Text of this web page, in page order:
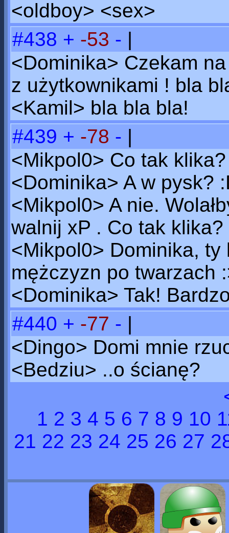
<oldboy> <sex>
#438 + -53 - |
<Dominika> Czekam
z użytkownikami ! bla
<Kamil> bla bla bla!
#439 + -78 - |
<Mikpol0> Co tak
<Dominika> A w pysk?
<Mikpol0> A nie.
walnij xP . Co tak
<Mikpol0> Dominika,
mężczyzn po twarzach
<Dominika> Tak!
#440 + -77 - |
<Dingo> Domi mnie
<Bedziu> ..o ścianę?
1 2 3 4 5 6 7 8 9 10
21 22 23 24 25 26 27